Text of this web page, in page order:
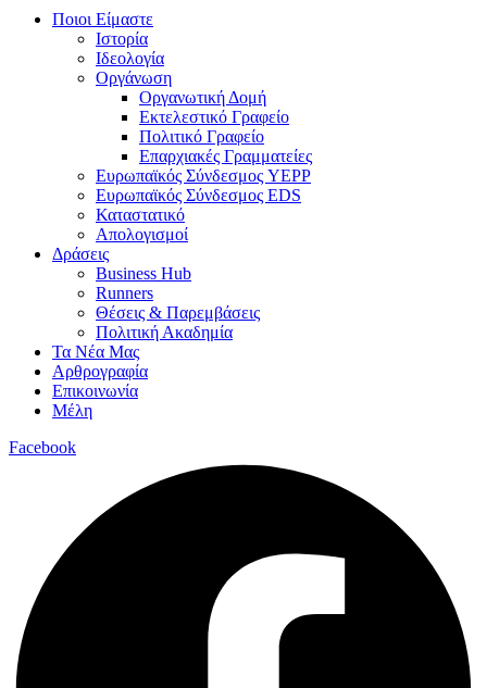
Ποιοι Είμαστε
Ιστορία
Ιδεολογία
Οργάνωση
Οργανωτική Δομή
Εκτελεστικό Γραφείο
Πολιτικό Γραφείο
Επαρχιακές Γραμματείες
Ευρωπαϊκός Σύνδεσμος YEPP
Ευρωπαϊκός Σύνδεσμος EDS
Καταστατικό
Απολογισμοί
Δράσεις
Business Hub
Runners
Θέσεις & Παρεμβάσεις
Πολιτική Ακαδημία
Τα Νέα Μας
Αρθρογραφία
Επικοινωνία
Μέλη
Facebook